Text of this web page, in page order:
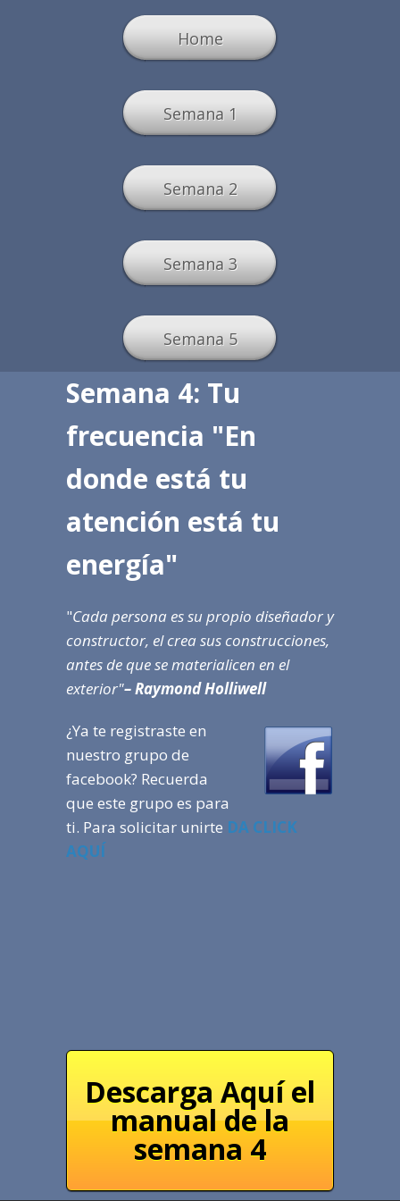
Home
Semana 1
Semana 2
Semana 3
Semana 5
Semana 4: Tu
frecuencia "En
donde está tu
atención está tu
energía"
"Cada persona es su propio diseñador y
constructor, el crea sus construcciones,
antes de que se materialicen en el
exterior"– Raymond Holliwell
¿Ya te registraste en
nuestro grupo de
facebook? Recuerda
que este grupo es para
ti. Para solicitar unirte DA CLICK
AQUÍ
Descarga Aquí el
manual de la
semana 4